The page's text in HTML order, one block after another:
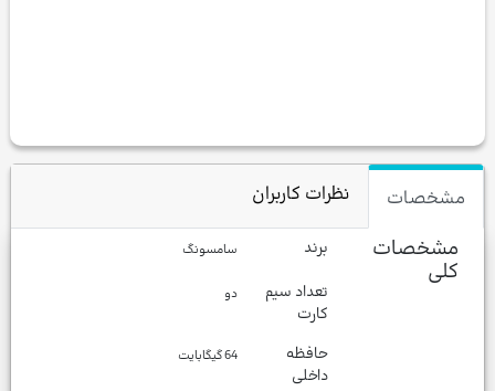
مشخصات نظرات کاربران
مشخصات
کلی
برند سامسونگ
تعداد سیم
کارت
دو
حافظه
داخلی
64 گیگابایت